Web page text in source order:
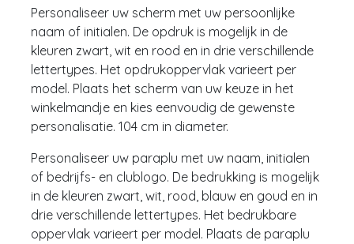
Personaliseer uw scherm met uw persoonlijke
naam of initialen. De opdruk is mogelijk in de
kleuren zwart, wit en rood en in drie verschillende
lettertypes. Het opdrukoppervlak varieert per
model. Plaats het scherm van uw keuze in het
winkelmandje en kies eenvoudig de gewenste
personalisatie. 104 cm in diameter.
Personaliseer uw paraplu met uw naam, initialen
of bedrijfs- en clublogo. De bedrukking is mogelijk
in de kleuren zwart, wit, rood, blauw en goud en in
drie verschillende lettertypes. Het bedrukbare
oppervlak varieert per model. Plaats de paraplu